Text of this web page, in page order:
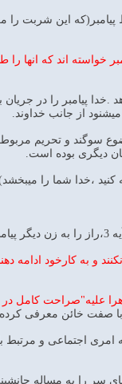
است:1-سوگند به نخوردن عسل یا شربت توسط
است که در آیات 4و5 ذکرشده اند و پس از توبه ،از
.خدا پیامبر را در
از جانب خداوند.
سوگند و تحریم
دیگری بوده است.
کنید ،خدا شما را
نکنند و به کارخود ادامه
علیه"صراحت کامل در
با صفت خائن معرفی
امری اجتماعی و
را به مساله